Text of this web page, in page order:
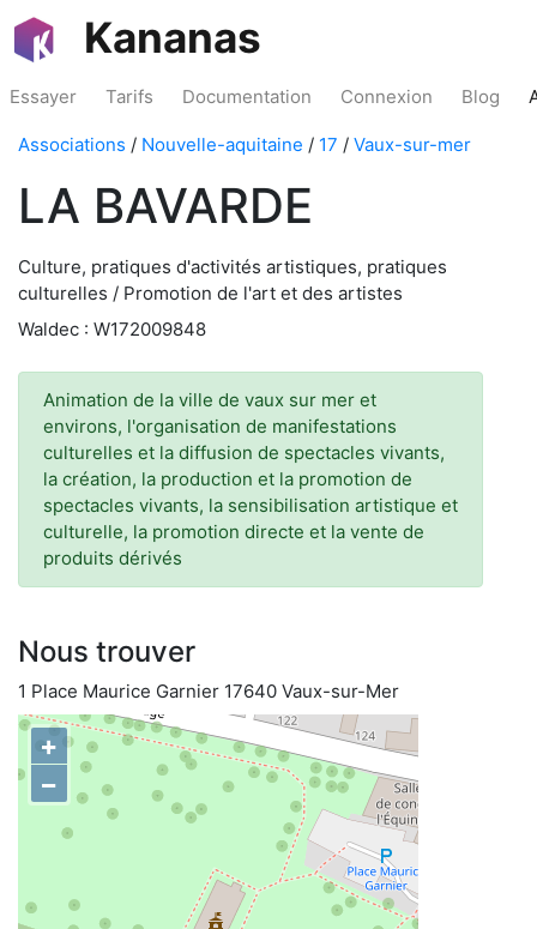
Kananas
Essayer Tarifs Documentation Connexion Blog
Associations / Nouvelle-aquitaine / 17 / Vaux-sur-mer
LA BAVARDE
Culture, pratiques d'activités artistiques, pratiques
culturelles / Promotion de l'art et des artistes
Waldec : W172009848
Animation de la ville de vaux sur mer et
environs, l'organisation de manifestations
culturelles et la diffusion de spectacles vivants,
la création, la production et la promotion de
spectacles vivants, la sensibilisation artistique et
culturelle, la promotion directe et la vente de
produits dérivés
Nous trouver
1 Place Maurice Garnier 17640 Vaux-sur-Mer
+
−